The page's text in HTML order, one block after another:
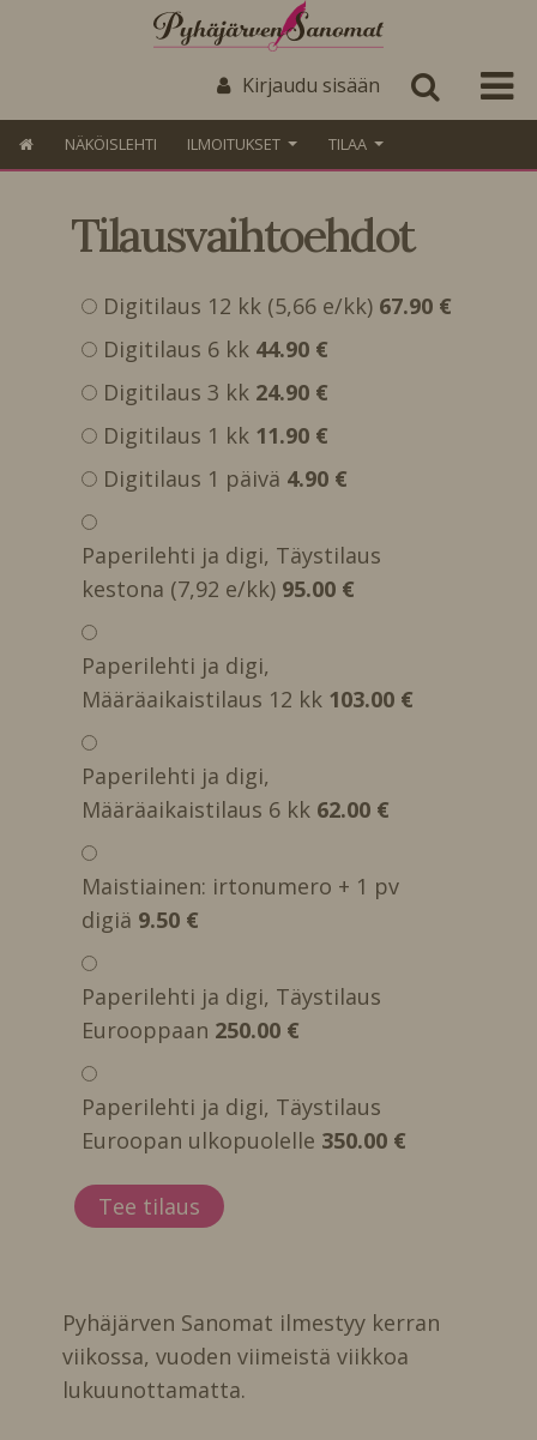
Kirjaudu sisään
NÄKÖISLEHTI ILMOITUKSET TILAA
Tilausvaihtoehdot
Digitilaus 12 kk (5,66 e/kk) 67.90 €
Digitilaus 6 kk 44.90 €
Digitilaus 3 kk 24.90 €
Digitilaus 1 kk 11.90 €
Digitilaus 1 päivä 4.90 €
Paperilehti ja digi, Täystilaus
kestona (7,92 e/kk) 95.00 €
Paperilehti ja digi,
Määräaikaistilaus 12 kk 103.00 €
Paperilehti ja digi,
Määräaikaistilaus 6 kk 62.00 €
Maistiainen: irtonumero + 1 pv
digiä 9.50 €
Paperilehti ja digi, Täystilaus
Eurooppaan 250.00 €
Paperilehti ja digi, Täystilaus
Euroopan ulkopuolelle 350.00 €
Pyhäjärven Sanomat ilmestyy kerran
viikossa, vuoden viimeistä viikkoa
lukuunottamatta.